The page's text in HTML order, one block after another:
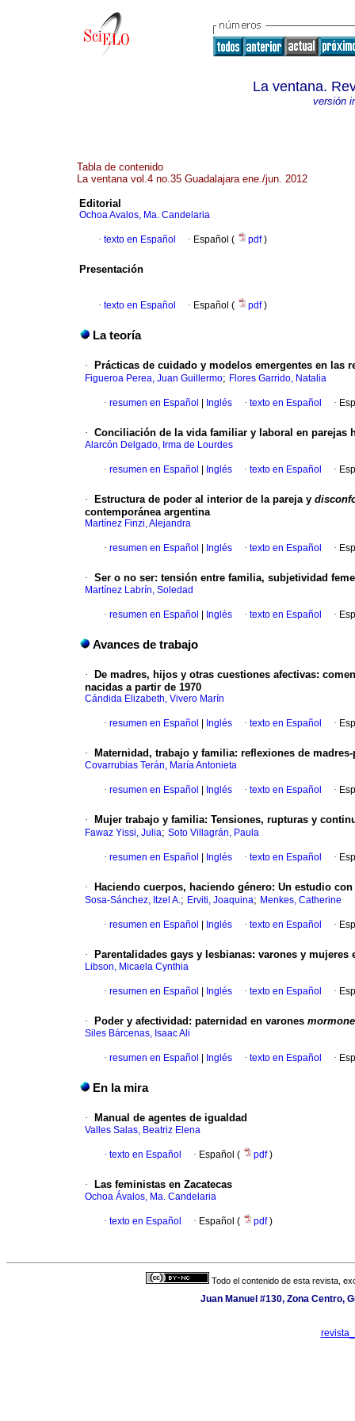
La ventana.
versión
Tabla de contenido
La ventana vol.4 no.35 Guadalajara ene./jun. 2012
Editorial
Ochoa Avalos, Ma. Candelaria
· texto en Español · Español ( pdf)
Presentación
· texto en Español · Español ( pdf)
La teoría
· Prácticas de cuidado y modelos emergentes en las
Figueroa Perea, Juan Guillermo; Flores Garrido, Natalia
· resumen en Español Inglés · texto en Español ·
· Conciliación de la vida familiar y laboral en parejas
Alarcón Delgado, Irma de Lourdes
· resumen en Español Inglés · texto en Español ·
· Estructura de poder al interior de la pareja y
contemporánea argentina
Martínez Finzi, Alejandra
· resumen en Español Inglés · texto en Español ·
· Ser o no ser: tensión entre familia, subjetividad
Martínez Labrín, Soledad
· resumen en Español Inglés · texto en Español ·
Avances de trabajo
· De madres, hijos y otras cuestiones afectivas:
nacidas a partir de 1970
Cándida Elizabeth, Vivero Marín
· resumen en Español Inglés · texto en Español ·
· Maternidad, trabajo y familia: reflexiones de
Covarrubias Terán, María Antonieta
· resumen en Español Inglés · texto en Español ·
· Mujer trabajo y familia: Tensiones, rupturas y
Fawaz Yissi, Julia; Soto Villagrán, Paula
· resumen en Español Inglés · texto en Español ·
· Haciendo cuerpos, haciendo género: Un estudio con
Sosa-Sánchez, Itzel A.; Erviti, Joaquina; Menkes, Catherine
· resumen en Español Inglés · texto en Español ·
· Parentalidades gays y lesbianas: varones y mujeres
Libson, Micaela Cynthia
· resumen en Español Inglés · texto en Español ·
· Poder y afectividad : paternidad en varones
Siles Bárcenas, Isaac Ali
· resumen en Español Inglés · texto en Español ·
En la mira
· Manual de agentes de igualdad
Valles Salas, Beatriz Elena
· texto en Español · Español ( pdf)
· Las feministas en Zacatecas
Ochoa Ávalos, Ma. Candelaria
· texto en Español · Español ( pdf)
Todo el contenido de esta revista,
Juan Manuel #130, Zona Centro,